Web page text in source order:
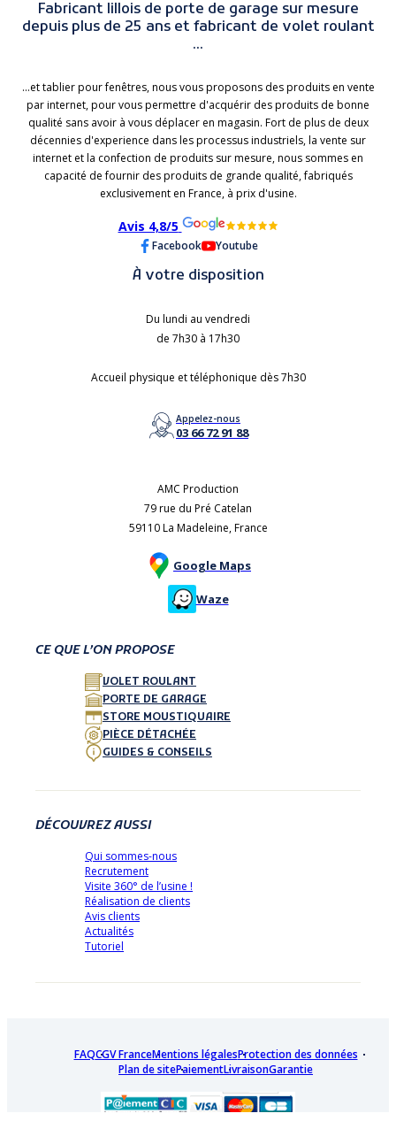
Fabricant lillois de porte de garage sur mesure
depuis plus de 25 ans et fabricant de volet roulant
...
...et tablier pour fenêtres, nous vous proposons des produits en vente
par internet, pour vous permettre d'acquérir des produits de bonne
qualité sans avoir à vous déplacer en magasin. Fort de plus de deux
décennies d'experience dans les processus industriels, la vente sur
internet et la confection de produits sur mesure, nous sommes en
capacité de fournir des produits de grande qualité, fabriqués
exclusivement en France, à prix d'usine.
Avis 4,8/5
Facebook Youtube
À votre disposition
Du lundi au vendredi
de 7h30 à 17h30
Accueil physique et téléphonique dès 7h30
Appelez-nous
03 66 72 91 88
AMC Production
79 rue du Pré Catelan
59110 La Madeleine, France
Google Maps
Waze
CE QUE L’ON PROPOSE
VOLET ROULANT
PORTE DE GARAGE
STORE MOUSTIQUAIRE
PIÈCE DÉTACHÉE
GUIDES & CONSEILS
DÉCOUVREZ AUSSI
Qui sommes-nous
Recrutement
Visite 360° de l’usine !
Réalisation de clients
Avis clients
Actualités
Tutoriel
FAQCGV FranceMentions légalesProtection des données
Plan de sitePaiementLivraisonGarantie